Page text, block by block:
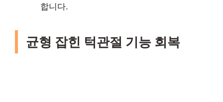
합니다.
균형 잡힌 턱관절 기능 회복